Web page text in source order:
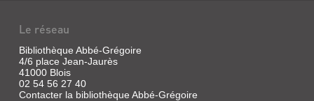
Le réseau
Bibliothèque Abbé-Grégoire
4/6 place Jean-Jaurès
41000 Blois
02 54 56 27 40
Contacter la bibliothèque Abbé-Grégoire